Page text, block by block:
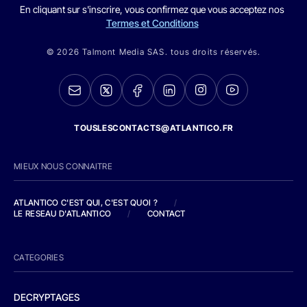
En cliquant sur s'inscrire, vous confirmez que vous acceptez nos
Termes et Conditions
© 2026 Talmont Media SAS. tous droits réservés.
TOUSLESCONTACTS@ATLANTICO.FR
MIEUX NOUS CONNAITRE
ATLANTICO C'EST QUI, C'EST QUOI ?
/
LE RESEAU D'ATLANTICO
/ CONTACT
CATEGORIES
DECRYPTAGES